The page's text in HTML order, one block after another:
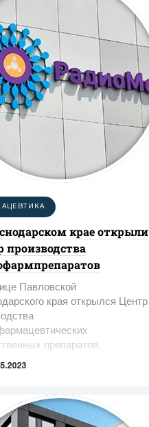
крае открыли
производства
Павловской
края открылся Центр
препаратов.